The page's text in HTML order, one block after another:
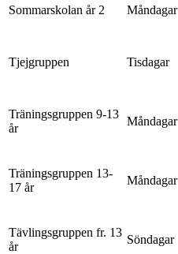
Sommarskolan år 2 Måndagar
Tjejgruppen Tisdagar
Träningsgruppen 9-13
år
Måndagar
Träningsgruppen 13-
17 år
Måndagar
Tävlingsgruppen fr. 13
år
Söndagar